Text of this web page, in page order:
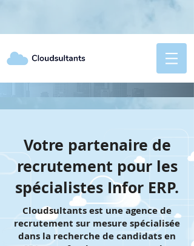
Votre partenaire de
recrutement pour les
spécialistes Infor ERP.
Cloudsultants est une agence de
recrutement sur mesure spécialisée
dans la recherche de candidats en